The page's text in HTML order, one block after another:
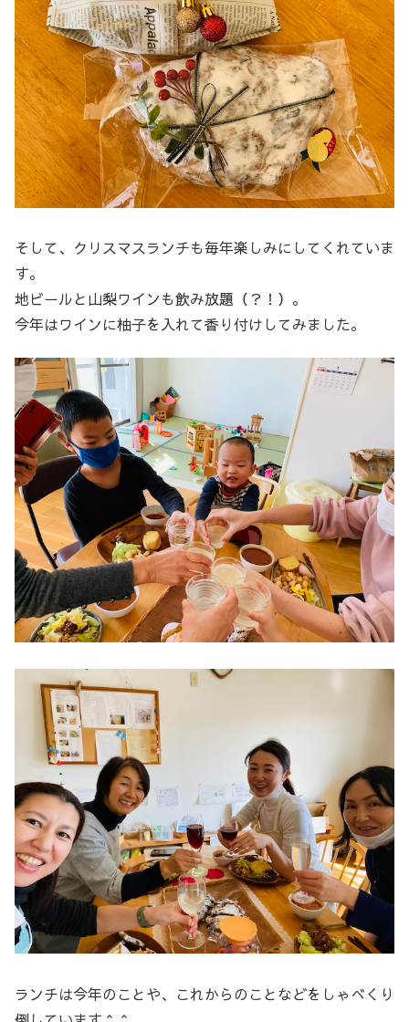
そして、クリスマスランチも毎年楽しみにしてくれていま
す。
地ビールと山梨ワインも飲み放題（？！）。
今年はワインに柚子を入れて香り付けしてみました。
ランチは今年のことや、これからのことなどをしゃべくり